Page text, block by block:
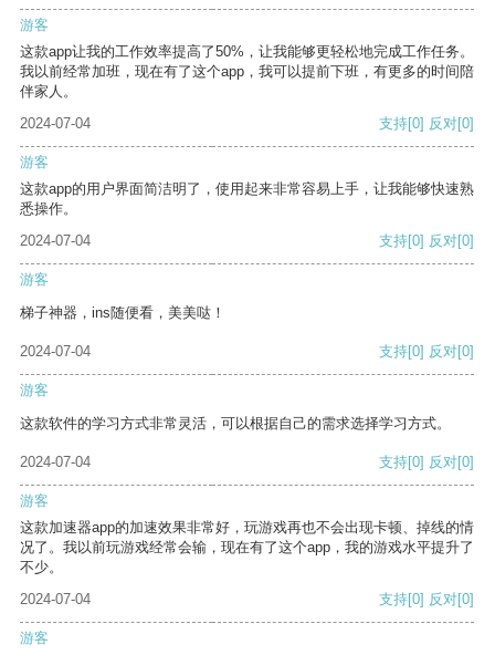
游客
这款app让我的工作效率提高了50%，让我能够更轻松地完成工作任务。
我以前经常加班，现在有了这个app，我可以提前下班，有更多的时间陪
伴家人。
2024-07-04
支持[0] 反对[0]
游客
这款app的用户界面简洁明了，使用起来非常容易上手，让我能够快速熟
悉操作。
2024-07-04
支持[0] 反对[0]
游客
梯子神器，ins随便看，美美哒！
2024-07-04 支持[0] 反对[0]
游客
这款软件的学习方式非常灵活，可以根据自己的需求选择学习方式。
2024-07-04 支持[0] 反对[0]
游客
这款加速器app的加速效果非常好，玩游戏再也不会出现卡顿、掉线的情
况了。我以前玩游戏经常会输，现在有了这个app，我的游戏水平提升了
不少。
2024-07-04
支持[0] 反对[0]
游客